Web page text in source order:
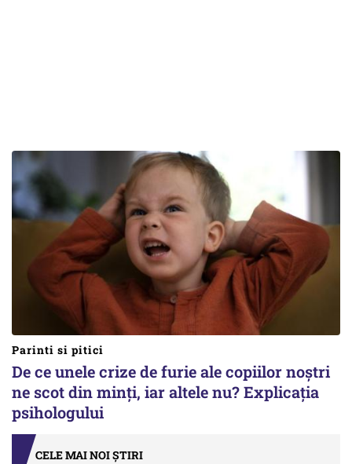
Parinti si pitici
De ce unele crize de furie ale copiilor noștri
ne scot din minți, iar altele nu? Explicația
psihologului
CELE MAI NOI ȘTIRI